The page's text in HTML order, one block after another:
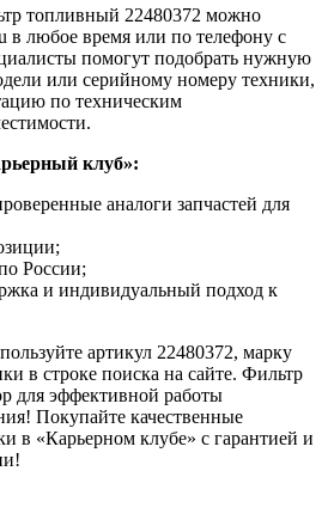
топливный 22480372 можно
в любое время или по телефону с
помогут подобрать нужную
или серийному номеру техники,
по техническим
клуб»:
аналоги запчастей для
России;
и индивидуальный подход к
артикул 22480372, марку
в строке поиска на сайте. Фильтр
эффективной работы
Покупайте качественные
в «Карьерном клубе» с гарантией и